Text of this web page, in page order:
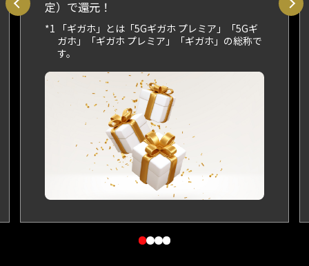
定）で還元！
*1 「ギガホ」とは「5Gギガホ プレミア」「5Gギ
ガホ」「ギガホ プレミア」「ギガホ」の総称で
す。